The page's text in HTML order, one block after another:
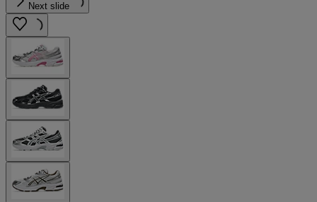
Next slide